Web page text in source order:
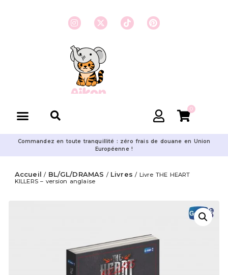
0
Commandez en toute tranquillité : zéro frais de douane en Union
Européenne !
Accueil / BL/GL/DRAMAS / Livres / Livre THE HEART
KILLERS – version anglaise